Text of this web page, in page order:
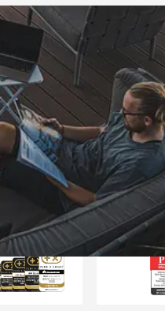
gut gefallen hat mir :
schnelle Lieferung 2. Kauf
3. Gutes Produkt zu
günstigen Preis Ich bin mit
Kaufabwicklung sehr
Vielen Dank!“
08.08.2026